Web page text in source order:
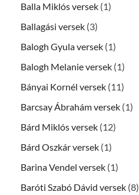
Balla Miklós versek (1)
Ballagási versek (3)
Balogh Gyula versek (1)
Balogh Melanie versek (1)
Bányai Kornél versek (11)
Barcsay Ábrahám versek (1)
Bárd Miklós versek (12)
Bárd Oszkár versek (1)
Barina Vendel versek (1)
Baróti Szabó Dávid versek (8)